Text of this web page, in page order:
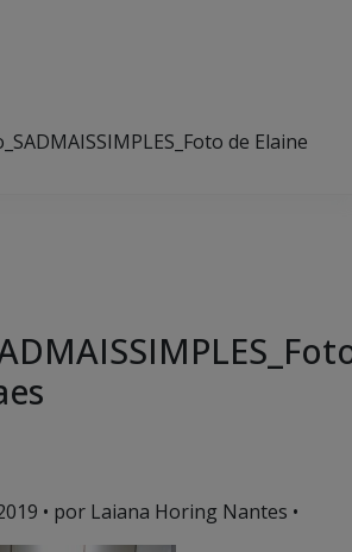
de Elaine
• por Laiana Horing Nantes •